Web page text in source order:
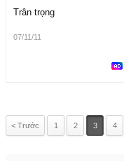
Trân trọng
07/11/11
< Trước 1 2 3 4